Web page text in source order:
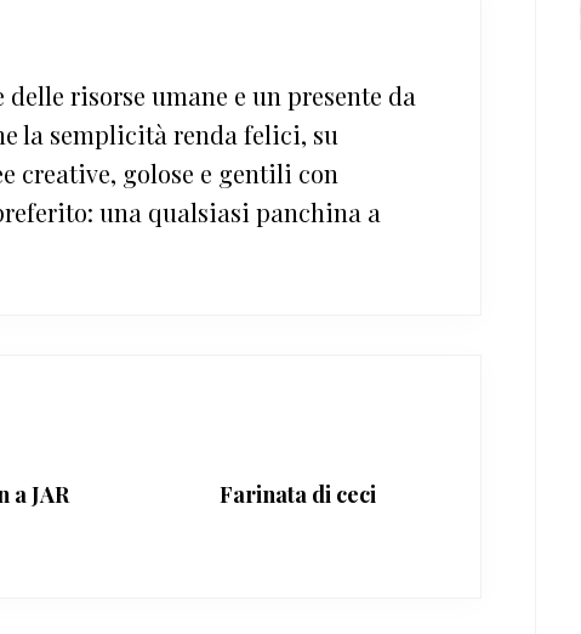
risorse umane e un presente da
la semplicità renda felici, su
creative, golose e gentili con
una qualsiasi panchina a
a JAR Farinata di ceci